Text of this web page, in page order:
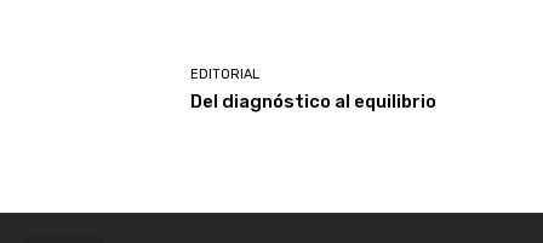
EDITORIAL
Del diagnóstico al equilibrio